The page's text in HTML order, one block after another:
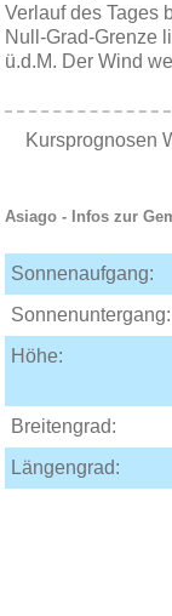
Verlauf des Tages
Null-Grad-Grenze
ü.d.M. Der Wind
Kursprognosen
Asiago - Infos zur
Sonnenaufgang:
Sonnenuntergang:
Höhe:
Breitengrad:
Längengrad: